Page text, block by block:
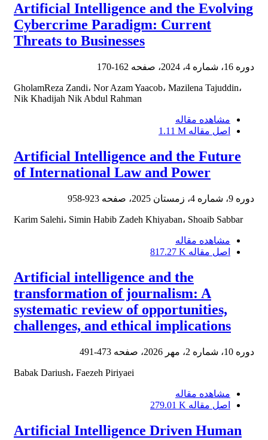
Artificial Intelligence and the Evolving
Cybercrime Paradigm: Current
Threats to Businesses
دوره 16، شماره 4، 2024، صفحه 162-170
GholamReza Zandi، Nor Azam Yaacob، Mazilena Tajuddin،
Nik Khadijah Nik Abdul Rahman
مشاهده مقاله
اصل مقاله 1.11 M
Artificial Intelligence and the Future
of International Law and Power
دوره 9، شماره 4، زمستان 2025، صفحه 923-958
Karim Salehi، Simin Habib Zadeh Khiyaban، Shoaib Sabbar
مشاهده مقاله
اصل مقاله 817.27 K
Artificial intelligence and the
transformation of journalism: A
systematic review of opportunities,
challenges, and ethical implications
دوره 10، شماره 2، مهر 2026، صفحه 473-491
Babak Dariush، Faezeh Piriyaei
مشاهده مقاله
اصل مقاله 279.01 K
Artificial Intelligence Driven Human